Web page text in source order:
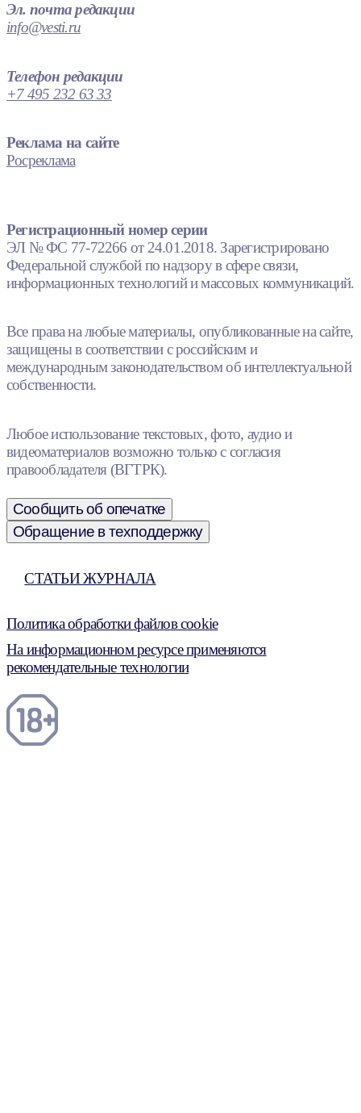
Эл. почта редакции
info@vesti.ru
Телефон редакции
+7 495 232 63 33
Реклама на сайте
Росреклама
Регистрационный номер серии
ЭЛ № ФС 77-72266 от 24.01.2018. Зарегистрировано
Федеральной службой по надзору в сфере связи,
информационных технологий и массовых коммуникаций.
Все права на любые материалы, опубликованные на сайте,
защищены в соответствии с российским и
международным законодательством об интеллектуальной
собственности.
Любое использование текстовых, фото, аудио и
видеоматериалов возможно только с согласия
правообладателя (ВГТРК).
Сообщить об опечатке
Обращение в техподдержку
СТАТЬИ ЖУРНАЛА
Политика обработки файлов cookie
На информационном ресурсе применяются
рекомендательные технологии